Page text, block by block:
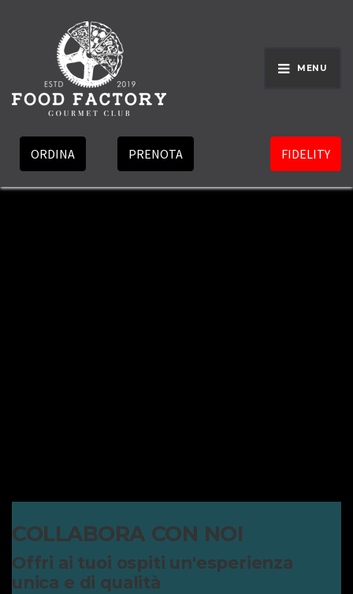
MENU
ORDINA PRENOTA FIDELITY
COLLABORA CON NOI
Offri ai tuoi ospiti un'esperienza
unica e di qualità